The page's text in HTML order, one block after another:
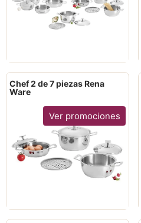
Chef 2 de 7 piezas Rena
Ware
Ver promociones